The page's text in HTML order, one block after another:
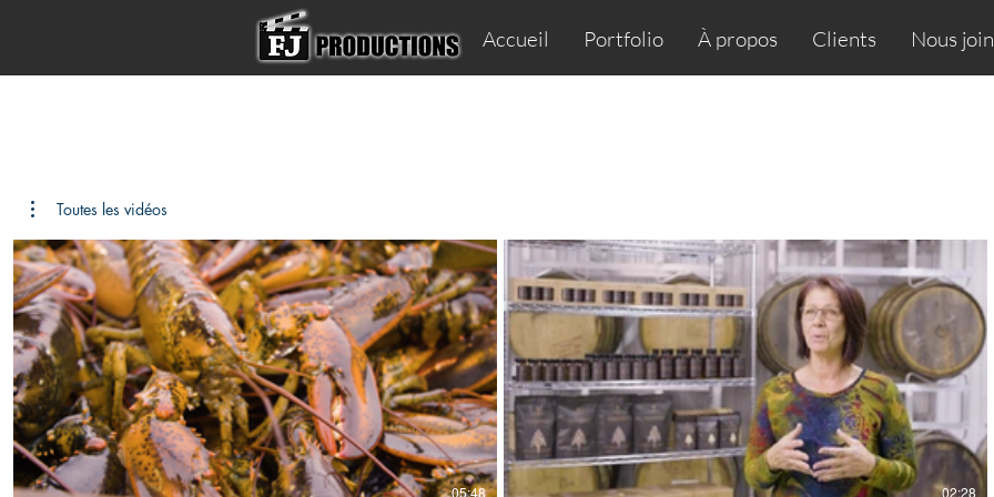
Accueil Portfolio À propos Clients Nous
Toutes les vidéos
05:48 02:28